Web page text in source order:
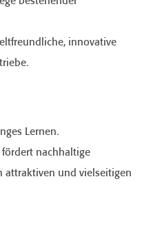
innovative
Lernen.
nachhaltige
attraktiven und vielseitigen